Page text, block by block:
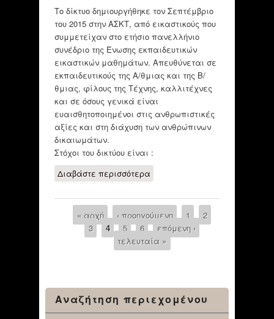
Το δίκτυο δημιουργήθηκε τον Σεπτέμβριο
του 2015 στην ΑΣΚΤ, από εικαστικούς που
συμμετείχαν στο ετήσιο πανελλήνιο
συνέδριο της Ένωσης εκπαιδευτικών
εικαστικών μαθημάτων. Απευθύνεται σε
εκπαιδευτικούς της Α/θμιας και της Β/
θμιας, φίλους της Τέχνης, καλλιτέχνες
και σε όσους γενικά είναι
ευαισθητοποιημένοι στις ανθρωπιστικές
αξίες και στη διάχυση των ανθρώπινων
δικαιωμάτων.
Στόχοι του δικτύου είναι :
Διαβάστε περισσότεραγια ΕΚΠΑΙΔΕΥΤΙΚΟ
ΑΝΘΡΩΠΟΙ ΜΕ ΤΑ
ΜΠΑΛΟΝΙΑ"
Pages
« αρχή ‹ προηγούμενη 1
2
3
4 5 6
επόμενη ›
τελευταία »
Αναζήτηση περιεχομένου